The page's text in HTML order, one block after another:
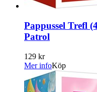
Pappussel Trefl
Patrol
129 kr
Mer infoKöp